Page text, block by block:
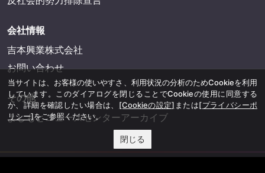
会社情報
吉本興業株式会社
お問い合わせ
その他
よしもとニュースセンターアーカイブ
当サイトは、お客様の使いやすさ、利用状況の分析のためCookieを利用
しています。このダイアログを閉じることでCookieの使用に同意する
か、詳細を確認したい場合は、 [Cookieの設定] または[プライバシーポ
リシー]をご参照ください。
閉じる